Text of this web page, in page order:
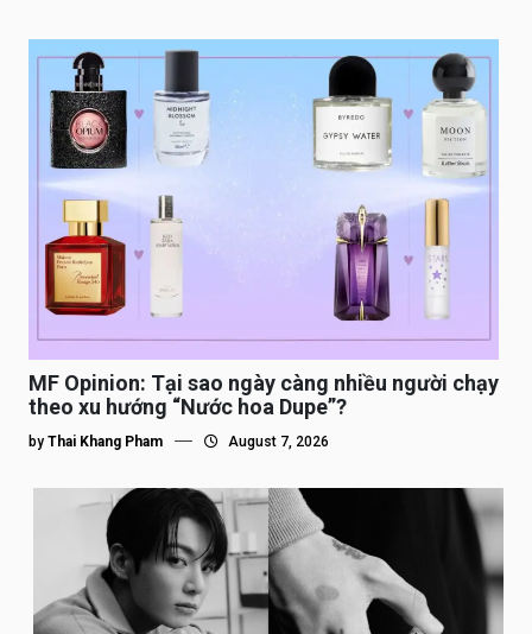
MF Opinion: Tại sao ngày càng nhiều người chạy
theo xu hướng “Nước hoa Dupe”?
by Thai Khang Pham August 7, 2026